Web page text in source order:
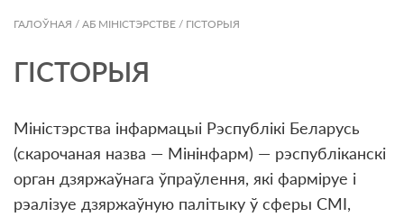
ГАЛОЎНАЯ / АБ МIНIСТЭРСТВЕ / ГІСТОРЫЯ
ГІСТОРЫЯ
Міністэрства інфармацыі Рэспублікі Беларусь
(скарочаная назва — Мінінфарм) — рэспубліканскі
орган дзяржаўнага ўпраўлення, які фарміруе і
рэалізуе дзяржаўную палітыку ў сферы СМІ,